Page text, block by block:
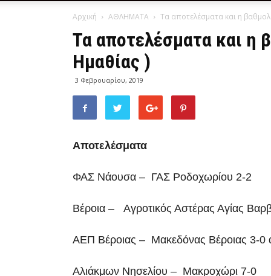
Αρχική ΑΘΛΗΜΑΤΑ Τα αποτελέσματα και η
Τα αποτελέσματα και η
Ημαθίας )
3 Φεβρουαρίου, 2019
Αποτελέσματα
ΦΑΣ Νάουσα – ΓΑΣ Ροδοχωρίου 2-2
Βέροια – Αγροτικός Αστέρας Αγίας
ΑΕΠ Βέροιας – Μακεδόνας Βέροιας 3-0
Αλιάκμων Νησελίου – Μακροχώρι 7-0